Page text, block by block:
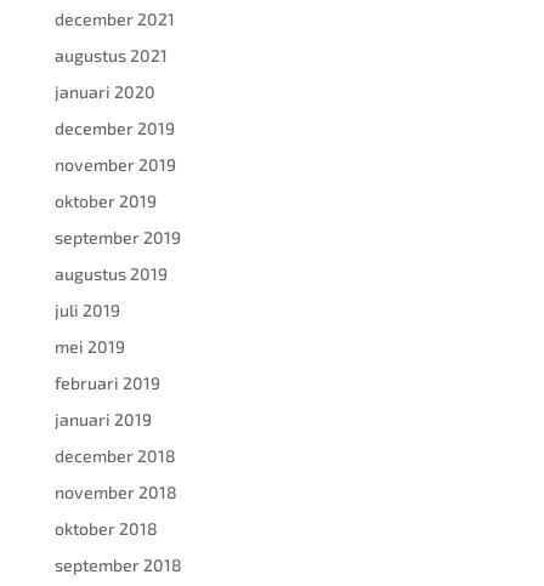
december 2021
augustus 2021
januari 2020
december 2019
november 2019
oktober 2019
september 2019
augustus 2019
juli 2019
mei 2019
februari 2019
januari 2019
december 2018
november 2018
oktober 2018
september 2018